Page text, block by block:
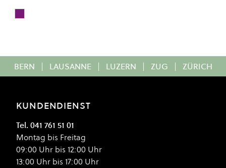
Colour
Lilac
BERN | LAUSANNE | LUZERN | ZUG | ZÜRICH
KUNDENDIENST
Tel. 041 761 51 01
Montag bis Freitag
09:00 Uhr bis 12:00 Uhr
13:00 Uhr bis 17:00 Uhr